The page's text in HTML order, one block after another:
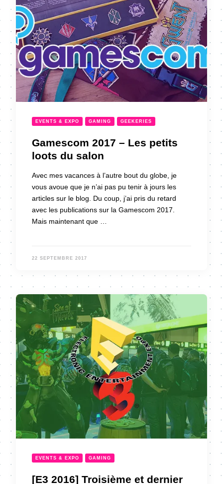
EVENTS & EXPO GAMING GEEKERIES
Gamescom 2017 – Les petits
loots du salon
Avec mes vacances à l’autre bout du globe, je
vous avoue que je n’ai pas pu tenir à jours les
articles sur le blog. Du coup, j’ai pris du retard
avec les publications sur la Gamescom 2017.
Mais maintenant que …
22 SEPTEMBRE 2017
EVENTS & EXPO GAMING
[E3 2016] Troisième et dernier